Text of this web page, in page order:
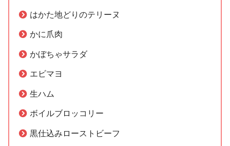
はかた地どりのテリーヌ
かに爪肉
かぼちゃサラダ
エビマヨ
生ハム
ボイルブロッコリー
黒仕込みローストビーフ